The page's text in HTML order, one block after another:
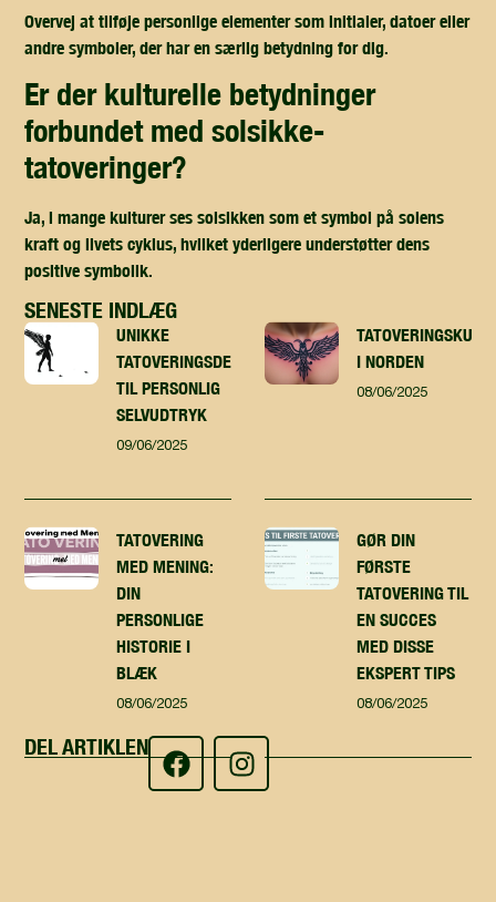
Overvej at tilføje personlige elementer som initialer, datoer eller
andre symboler, der har en særlig betydning for dig.
er der kulturelle betydninger
forbundet med solsikke-
tatoveringer?
Ja, i mange kulturer ses solsikken som et symbol på solens
kraft og livets cyklus, hvilket yderligere understøtter dens
positive symbolik.
SENESTE INDLÆG
UNIKKE
TATOVERINGSDESIGN
TIL PERSONLIG
SELVUDTRYK
09/06/2025
TATOVERINGSKUNST
I NORDEN
08/06/2025
TATOVERING
MED MENING:
DIN
PERSONLIGE
HISTORIE I
BLÆK
08/06/2025
GØR DIN
FØRSTE
TATOVERING TIL
EN SUCCES
MED DISSE
EKSPERT TIPS
08/06/2025
DEL ARTIKLEN